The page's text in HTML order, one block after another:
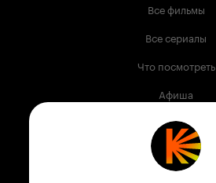
Все фильмы
Все сериалы
Что посмотреть
Афиша
Музыка
Телепрограмма